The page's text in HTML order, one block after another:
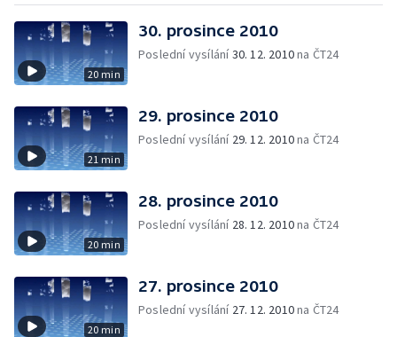
20 min
30. prosince 2010
Poslední vysílání30. 12. 2010na ČT24
21 min
29. prosince 2010
Poslední vysílání 29. 12. 2010na ČT24
20 min
28. prosince 2010
Poslední vysílání 28. 12. 2010na ČT24
20 min
27. prosince 2010
Poslední vysílání 27. 12. 2010na ČT24